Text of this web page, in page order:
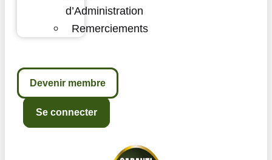
d’Administration
Remerciements
Devenir membre
Se connecter